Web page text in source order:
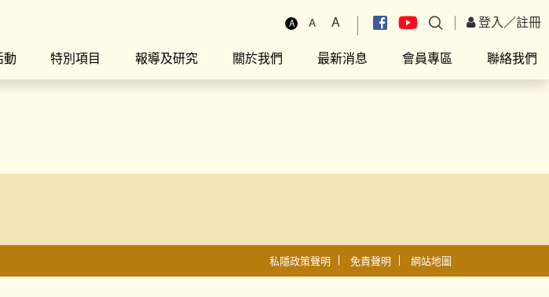
A A A 登入／註冊
動 特別項目 報導及研究 關於我們 最新消息 會員專區 聯絡我們
私隱政策聲明 免責聲明 網站地圖